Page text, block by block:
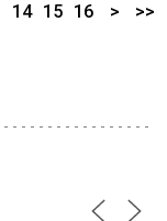
14 15 16 > >>